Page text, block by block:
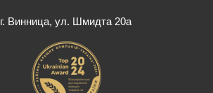
г. Винница, ул. Шмидта 20а